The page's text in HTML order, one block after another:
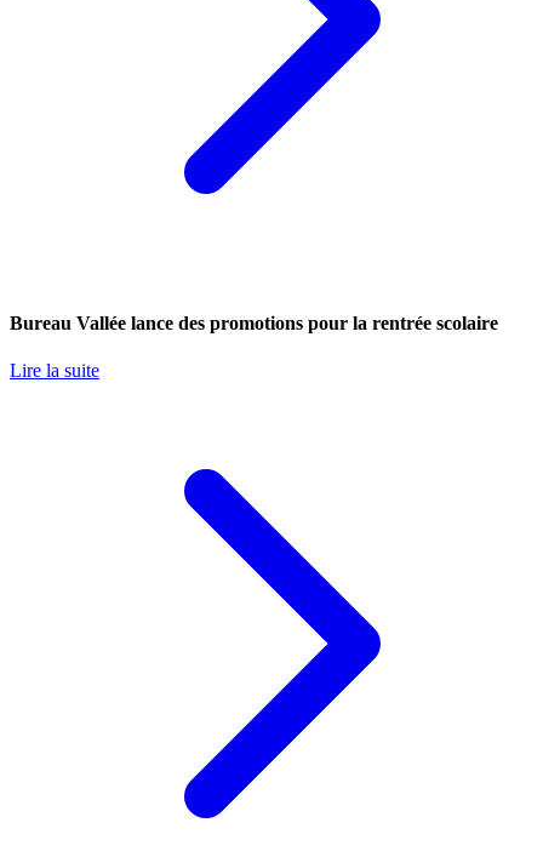
Bureau Vallée lance des promotions pour la rentrée scolaire
Lire la suite